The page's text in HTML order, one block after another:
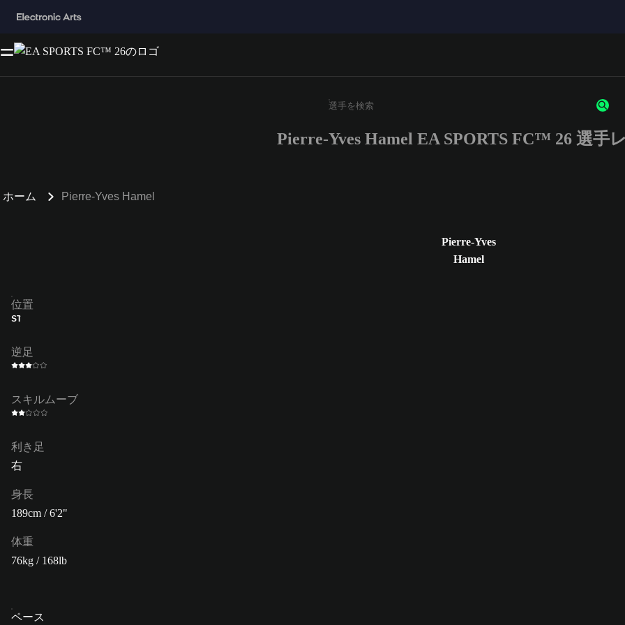
3文字以上の文字または数字を入力してください。
Pierre-Yves Hamel EA SPORTS FC™ 26 選手
ホーム Pierre-Yves Hamel
Pierre-Yves
Hamel
位置
ST
逆足
スキルムーブ
利き足
右
身長
189cm / 6'2"
体重
76kg / 168lb
ペース